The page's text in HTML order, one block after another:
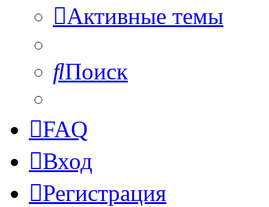
Активные темы
Поиск
FAQ
Вход
Регистрация